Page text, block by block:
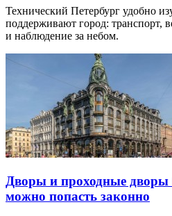
Технический Петербург удобно
поддерживают город: транспорт,
и наблюдение за небом.
Дворы и проходные дворы
можно попасть законно